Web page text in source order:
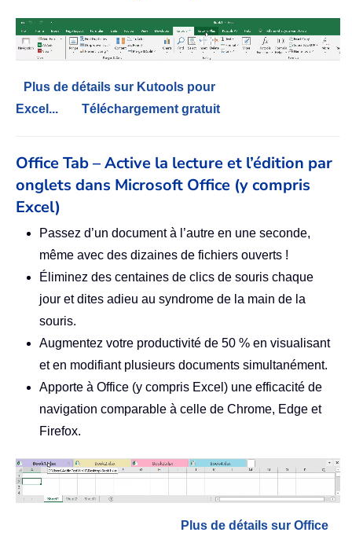
Plus de détails sur Kutools pour
Excel...
Téléchargement gratuit
Office Tab – Active la lecture et l’édition par
onglets dans Microsoft Office (y compris
Excel)
Passez d’un document à l’autre en une seconde,
même avec des dizaines de fichiers ouverts !
Éliminez des centaines de clics de souris chaque
jour et dites adieu au syndrome de la main de la
souris.
Augmentez votre productivité de 50 % en visualisant
et en modifiant plusieurs documents simultanément.
Apporte à Office (y compris Excel) une efficacité de
navigation comparable à celle de Chrome, Edge et
Firefox.
Plus de détails sur Office